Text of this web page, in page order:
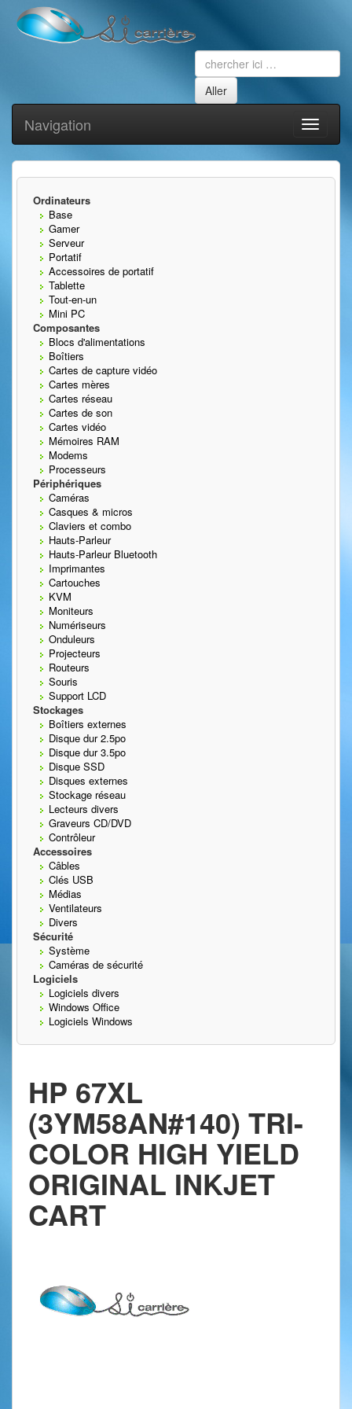
Toggle
Navigation
Ordinateurs
Base
Gamer
Serveur
Portatif
Accessoires de portatif
Tablette
Tout-en-un
Mini PC
Composantes
Blocs d'alimentations
Boîtiers
Cartes de capture vidéo
Cartes mères
Cartes réseau
Cartes de son
Cartes vidéo
Mémoires RAM
Modems
Processeurs
Périphériques
Caméras
Casques & micros
Claviers et combo
Hauts-Parleur
Hauts-Parleur Bluetooth
Imprimantes
Cartouches
KVM
Moniteurs
Numériseurs
Onduleurs
Projecteurs
Routeurs
Souris
Support LCD
Stockages
Boîtiers externes
Disque dur 2.5po
Disque dur 3.5po
Disque SSD
Disques externes
Stockage réseau
Lecteurs divers
Graveurs CD/DVD
Contrôleur
Accessoires
Câbles
Clés USB
Médias
Ventilateurs
Divers
Sécurité
Système
Caméras de sécurité
Logiciels
Logiciels divers
Windows Office
Logiciels Windows
HP 67XL
(3YM58AN#140) TRI-
COLOR HIGH YIELD
ORIGINAL INKJET
CART